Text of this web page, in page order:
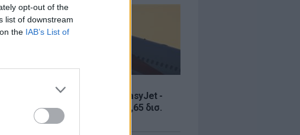
opt-out of the
list of downstream
the IAB’s List of
Συμφωνία εξαγοράς για την EasyJet -
Στην αμερικανική Appolo για 6,65 δισ.